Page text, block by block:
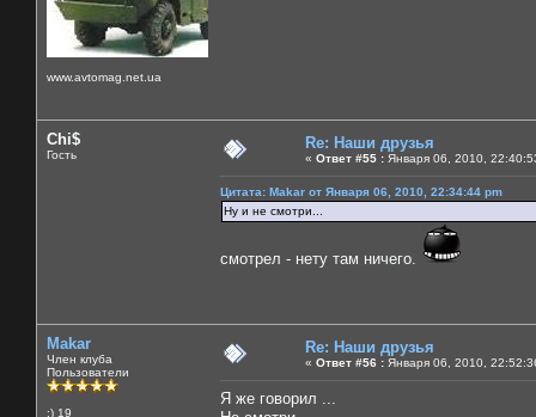
www.avtomag.net.ua
Chi$
Гость
Re: Наши друзья
« Ответ #55 : Января 06, 2010,
Цитата: Makar от Января 06, 2010, 22:34:44 pm
Ну и не смотри...
смотрел - нету там ничего.
Makar
Член клуба
Пользователи
:) 19
Re: Наши друзья
« Ответ #56 : Января 06, 2010,
Я же говорил ...